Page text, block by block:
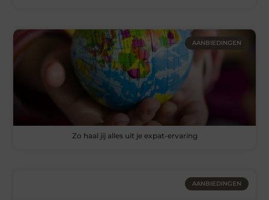
AANBIEDINGEN
Zo haal jij alles uit je expat-ervaring
AANBIEDINGEN